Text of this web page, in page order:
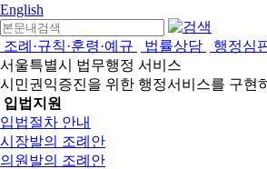
English
조례·규칙·훈령·예규 법률상담 행정심
서울특별시 법무행정 서비스
시민권익증진을 위한 행정서비스를 구현
입법지원
입법절차 안내
시장발의 조례안
의원발의 조례안